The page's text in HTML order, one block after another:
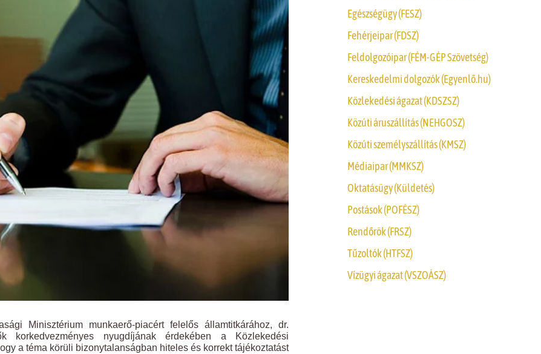
Minisztérium munkaerő-piacért felelős államtitkárához, dr.
korkedvezményes nyugdíjának érdekében a Közlekedési
a téma körüli bizonytalanságban hiteles és korrekt tájékoztatást
Egészségügy (FESZ)
Fehérjeipar (FDSZ)
Feldolgozóipar (FÉM-GÉP Szövetség)
Kereskedelmi dolgozók (Egyenlő.hu)
Közlekedési ágazat (KDSZSZ)
Közúti áruszállítás (NEHGOSZ)
Közúti személyszállítás (KMSZ)
Médiaipar (MMKSZ)
Oktatásügy (Küldetés)
Postások (POFÉSZ)
Rendőrök (FRSZ)
Tűzoltók (HTFSZ)
Vízügyi ágazat (VSZOÁSZ)